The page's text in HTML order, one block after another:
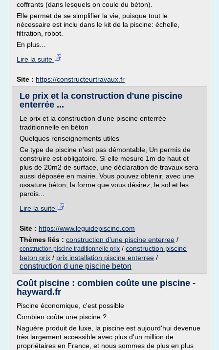
coffrants (dans lesquels on coule du béton).
Elle permet de se simplifier la vie, puisque tout le
nécessaire est inclu dans le kit de la piscine: échelle,
filtration, robot.
En plus...
Lire la suite
Site : https://constructeurtravaux.fr
Le prix et la construction d'une piscine
enterrée ...
Le prix et la construction d'une piscine enterrée
traditionnelle en béton
Quelques renseignements utiles
Ce type de piscine n'est pas démontable, Un permis de
construire est obligatoire. Si elle mesure 1m de haut et
plus de 20m2 de surface, une déclaration de travaux sera
aussi déposée en mairie. Vous pouvez obtenir, avec une
ossature béton, la forme que vous désirez, le sol et les
parois...
Lire la suite
Site : https://www.leguidepiscine.com
Thèmes liés : construction d'une piscine enterree /
construction piscine traditionnelle prix / construction piscine
beton prix / prix installation piscine enterree /
construction d une piscine beton
Coût piscine : combien coûte une piscine -
hayward.fr
Piscine économique, c'est possible
Combien coûte une piscine ?
Naguère produit de luxe, la piscine est aujourd'hui devenue
très largement accessible avec plus d'un million de
propriétaires en France, et nous sommes de plus en plus